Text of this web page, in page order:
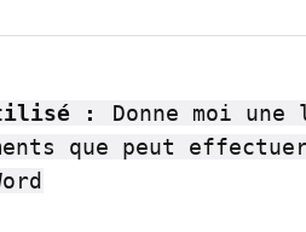
:
Donne moi
que peut